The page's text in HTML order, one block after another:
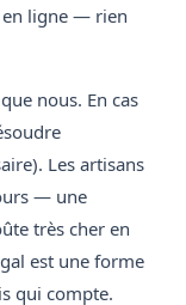
en ligne — rien
nous. En cas
Les artisans
— une
très cher en
est une forme
qui compte.